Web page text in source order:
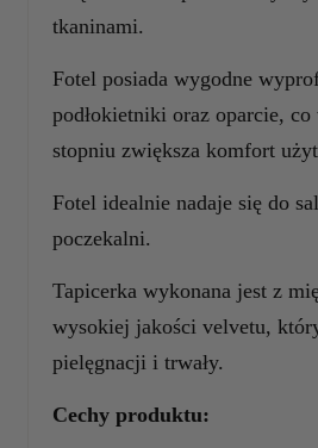
tkaninami.
Fotel posiada wygodne
podłokietniki oraz oparcie, co
stopniu zwiększa komfort
Fotel idealnie nadaje się do
poczekalni.
Tapicerka wykonana jest z
wysokiej jakości velvetu,
pielęgnacji i trwały.
Cechy produktu: